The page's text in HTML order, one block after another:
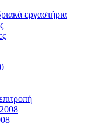
εργαστήρια